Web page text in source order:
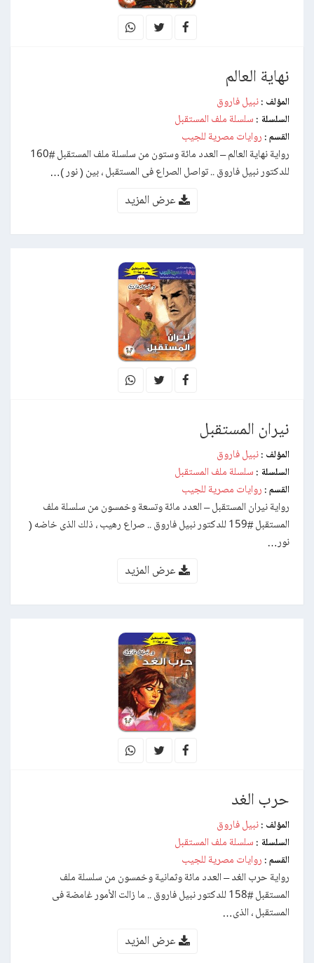
نهاية العالم
المؤلف : نبيل فاروق
السلسلة : سلسلة ملف المستقبل
القسم : روايات مصرية للجيب
رواية نهاية العالم – العدد مائة وستون من سلسلة ملف المستقبل #160
للدكتور نبيل فاروق .. تواصل الصراع فى المستقبل ، بين ( نور )…
عرض المزيد
نيران المستقبل
المؤلف : نبيل فاروق
السلسلة : سلسلة ملف المستقبل
القسم : روايات مصرية للجيب
رواية نيران المستقبل – العدد مائة وتسعة وخمسون من سلسلة ملف
المستقبل #159 للدكتور نبيل فاروق .. صراع رهيب ، ذلك الذى خاضه (
نور…
عرض المزيد
حرب الغد
المؤلف : نبيل فاروق
السلسلة : سلسلة ملف المستقبل
القسم : روايات مصرية للجيب
رواية حرب الغد – العدد مائة وثمانية وخمسون من سلسلة ملف
المستقبل #158 للدكتور نبيل فاروق .. ما زالت الأمور غامضة فى
المستقبل ، الذى…
عرض المزيد